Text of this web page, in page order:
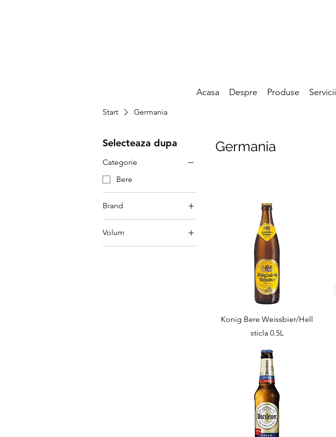
Acasa Despre Produse Servicii
Start Germania
Selecteaza dupa
Categorie
Bere
Brand
Volum
Germania
Konig Bere Weissbier/Hell
sticla 0.5L